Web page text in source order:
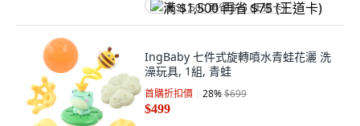
满 $1,500 再省 $75 (王道卡)
IngBaby 七件式旋轉噴水青蛙花灑 洗
澡玩具, 1組, 青蛙
首購折扣價 28%$699
$499